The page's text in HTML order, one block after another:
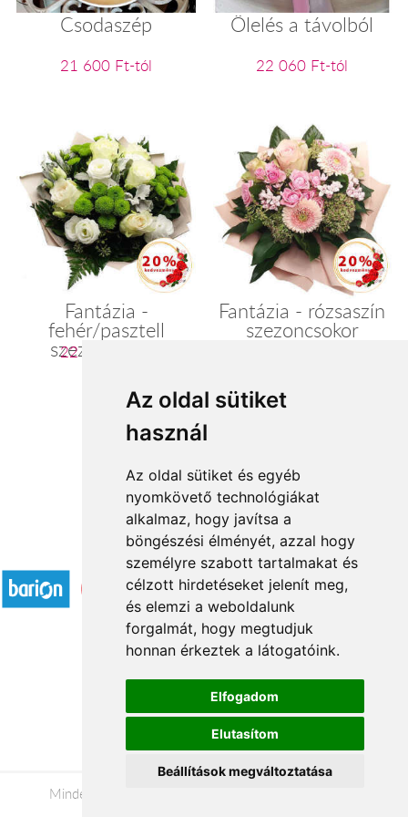
Az oldal sütiket
használ
Az oldal sütiket és egyéb
nyomkövető technológiákat
alkalmaz, hogy javítsa a
böngészési élményét, azzal hogy
személyre szabott tartalmakat és
célzott hirdetéseket jelenít meg,
és elemzi a weboldalunk
forgalmát, hogy megtudjuk
honnan érkeztek a látogatóink.
Elfogadom
Elutasítom
Beállítások megváltoztatása
Csodaszép
21 600 Ft-tól
Ölelés a távolból
22 060 Ft-tól
Fantázia -
fehér/pasztell
szezoncsokor
22 400 Ft-tól
Fantázia - rózsaszín
szezoncsokor
2 3 ...
Elfogadott fizetési módok
Á.SZ.F.
Impresszum
Adatkezelési tájékoztató
Minden jog fenntartva © 2026 |